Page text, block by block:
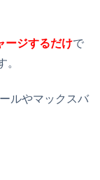
ージするだけで
。
ルやマックスバ